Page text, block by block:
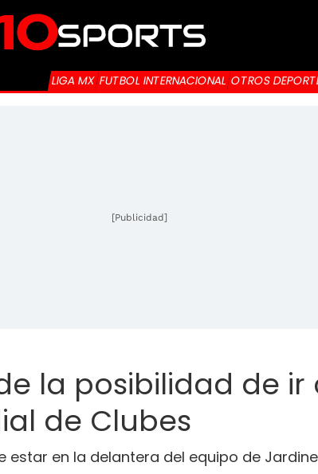
LIGA MX FUTBOL INTERNACIONAL OTROS
[Publicidad]
la posibilidad de
de Clubes
en la delantera del equipo de Jardine